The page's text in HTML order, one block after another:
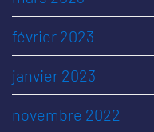
février 2023
janvier 2023
novembre 2022